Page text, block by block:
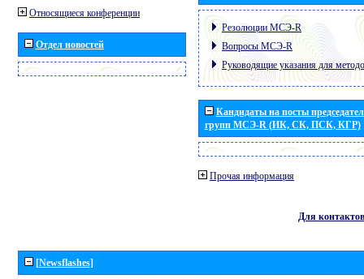
Относящиеся конференции
Отдел новостей
Резолюции МСЭ-R
Вопросы МСЭ-R
Руководящие указания для
Кандидаты на посты
групп МСЭ-R (ИК, СК, ПСК, КГР)
Прочая информация
Для контактов
[Newsflashes]